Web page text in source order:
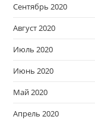
Сентябрь 2020
Август 2020
Июль 2020
Июнь 2020
Май 2020
Апрель 2020